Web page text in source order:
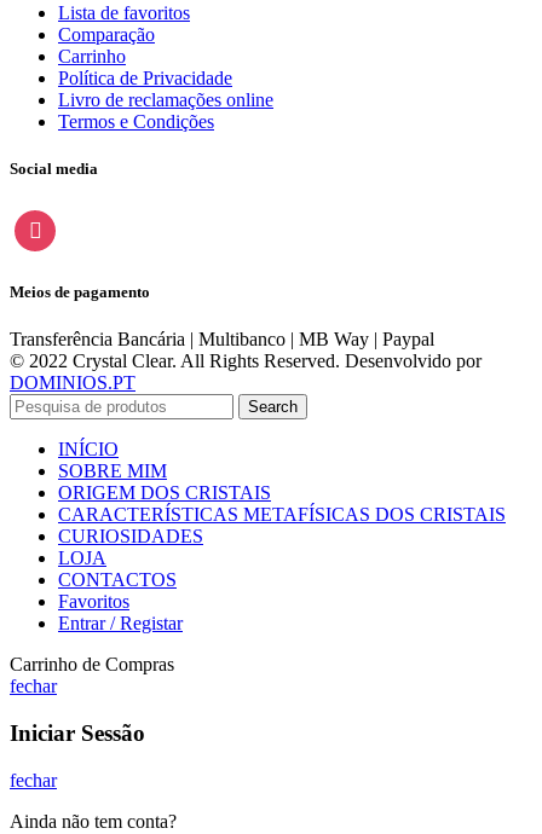
Lista de favoritos
Comparação
Carrinho
Política de Privacidade
Livro de reclamações online
Termos e Condições
Social media
instagram
Meios de pagamento
Transferência Bancária | Multibanco | MB Way | Paypal
© 2022 Crystal Clear. All Rights Reserved. Desenvolvido por
DOMINIOS.PT
Search
INÍCIO
SOBRE MIM
ORIGEM DOS CRISTAIS
CARACTERÍSTICAS METAFÍSICAS DOS CRISTAIS
CURIOSIDADES
LOJA
CONTACTOS
Favoritos
Entrar / Registar
Carrinho de Compras
fechar
Iniciar Sessão
fechar
Ainda não tem conta?